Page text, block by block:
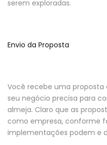
serem exploradas.
Envio da Proposta
Você recebe uma
seu negócio precisa para
almeja. Claro que as
como empresa, conforme
implementações podem e